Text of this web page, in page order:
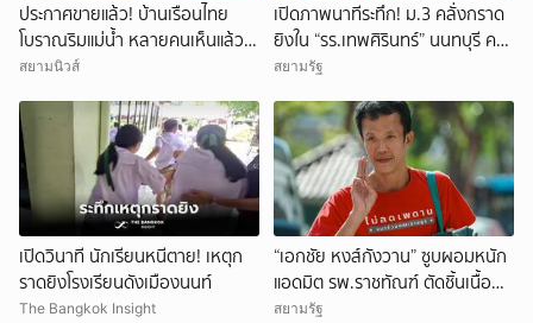
ประกาศขายแล้ว! บ้านเรือนไทย
โบราณริมแม่น้ำ หลายคนเห็นแล้ว
จำได้ เคยเป็นฉากหนังดัง
สยามนิวส์
เปิดภาพนาทีระทึก! ม.3 คลั่งกราด
ยิงใน “รร.เทพศิรินทร์” นนทบุรี ครู
ดับ 2 บาดเจ็บกว่า 20 ราย ก่อนยิง
สยามรัฐ
เปิดวินาที นักเรียนหนีตาย! เหตุก
ราดยิงโรงเรียนดังเมืองนนท์
The Bangkok Insight
“เอกชัย หงส์กังวาน” ซูบผอมหนัก
แอดมิต รพ.ราชทัณฑ์ ตัดชิ้นเนื้อ
หัว-กระเพาะ รอฟังผลตรวจ
สยามรัฐ